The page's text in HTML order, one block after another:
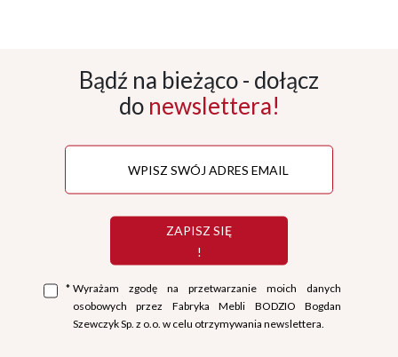
Bądź na bieżąco - dołącz
do newslettera!
ZAPISZ SIĘ
!
* Wyrażam zgodę na przetwarzanie moich danych
osobowych przez Fabryka Mebli BODZIO Bogdan
Szewczyk Sp. z o.o. w celu otrzymywania newslettera.